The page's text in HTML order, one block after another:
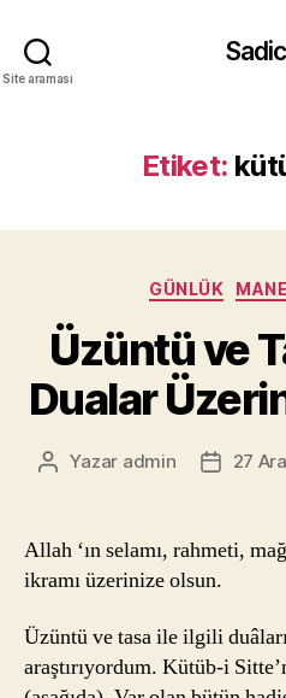
Site araması
Etiket:
GÜNLÜK
Üzüntü ve
Dualar
Yazının
Yazar admin
Yazı27
Allah ‘ın selamı, rahmeti,
ikramı üzerinize olsun.
Üzüntü ve tasa ile ilgili
araştırıyordum. Kütüb-i